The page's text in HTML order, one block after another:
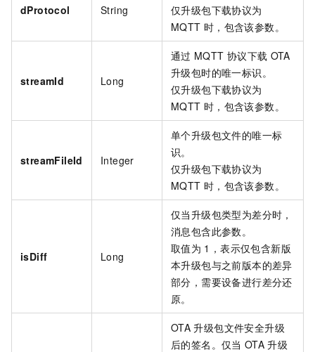
dProtocol String
仅升级包下载协议为
MQTT 时，包含该参数。
streamId Long
通过 MQTT 协议下载 OTA
升级包时的唯一标识。
仅升级包下载协议为
MQTT 时，包含该参数。
streamFileId Integer
单个升级包文件的唯一标
识。
仅升级包下载协议为
MQTT 时，包含该参数。
isDiff Long
仅当升级包类型为差分时，
消息包含此参数。
取值为 1，表示仅包含新版
本升级包与之前版本的差异
部分，需要设备进行差分还
原。
OTA 升级包文件安全升级
后的签名。仅当 OTA 升级